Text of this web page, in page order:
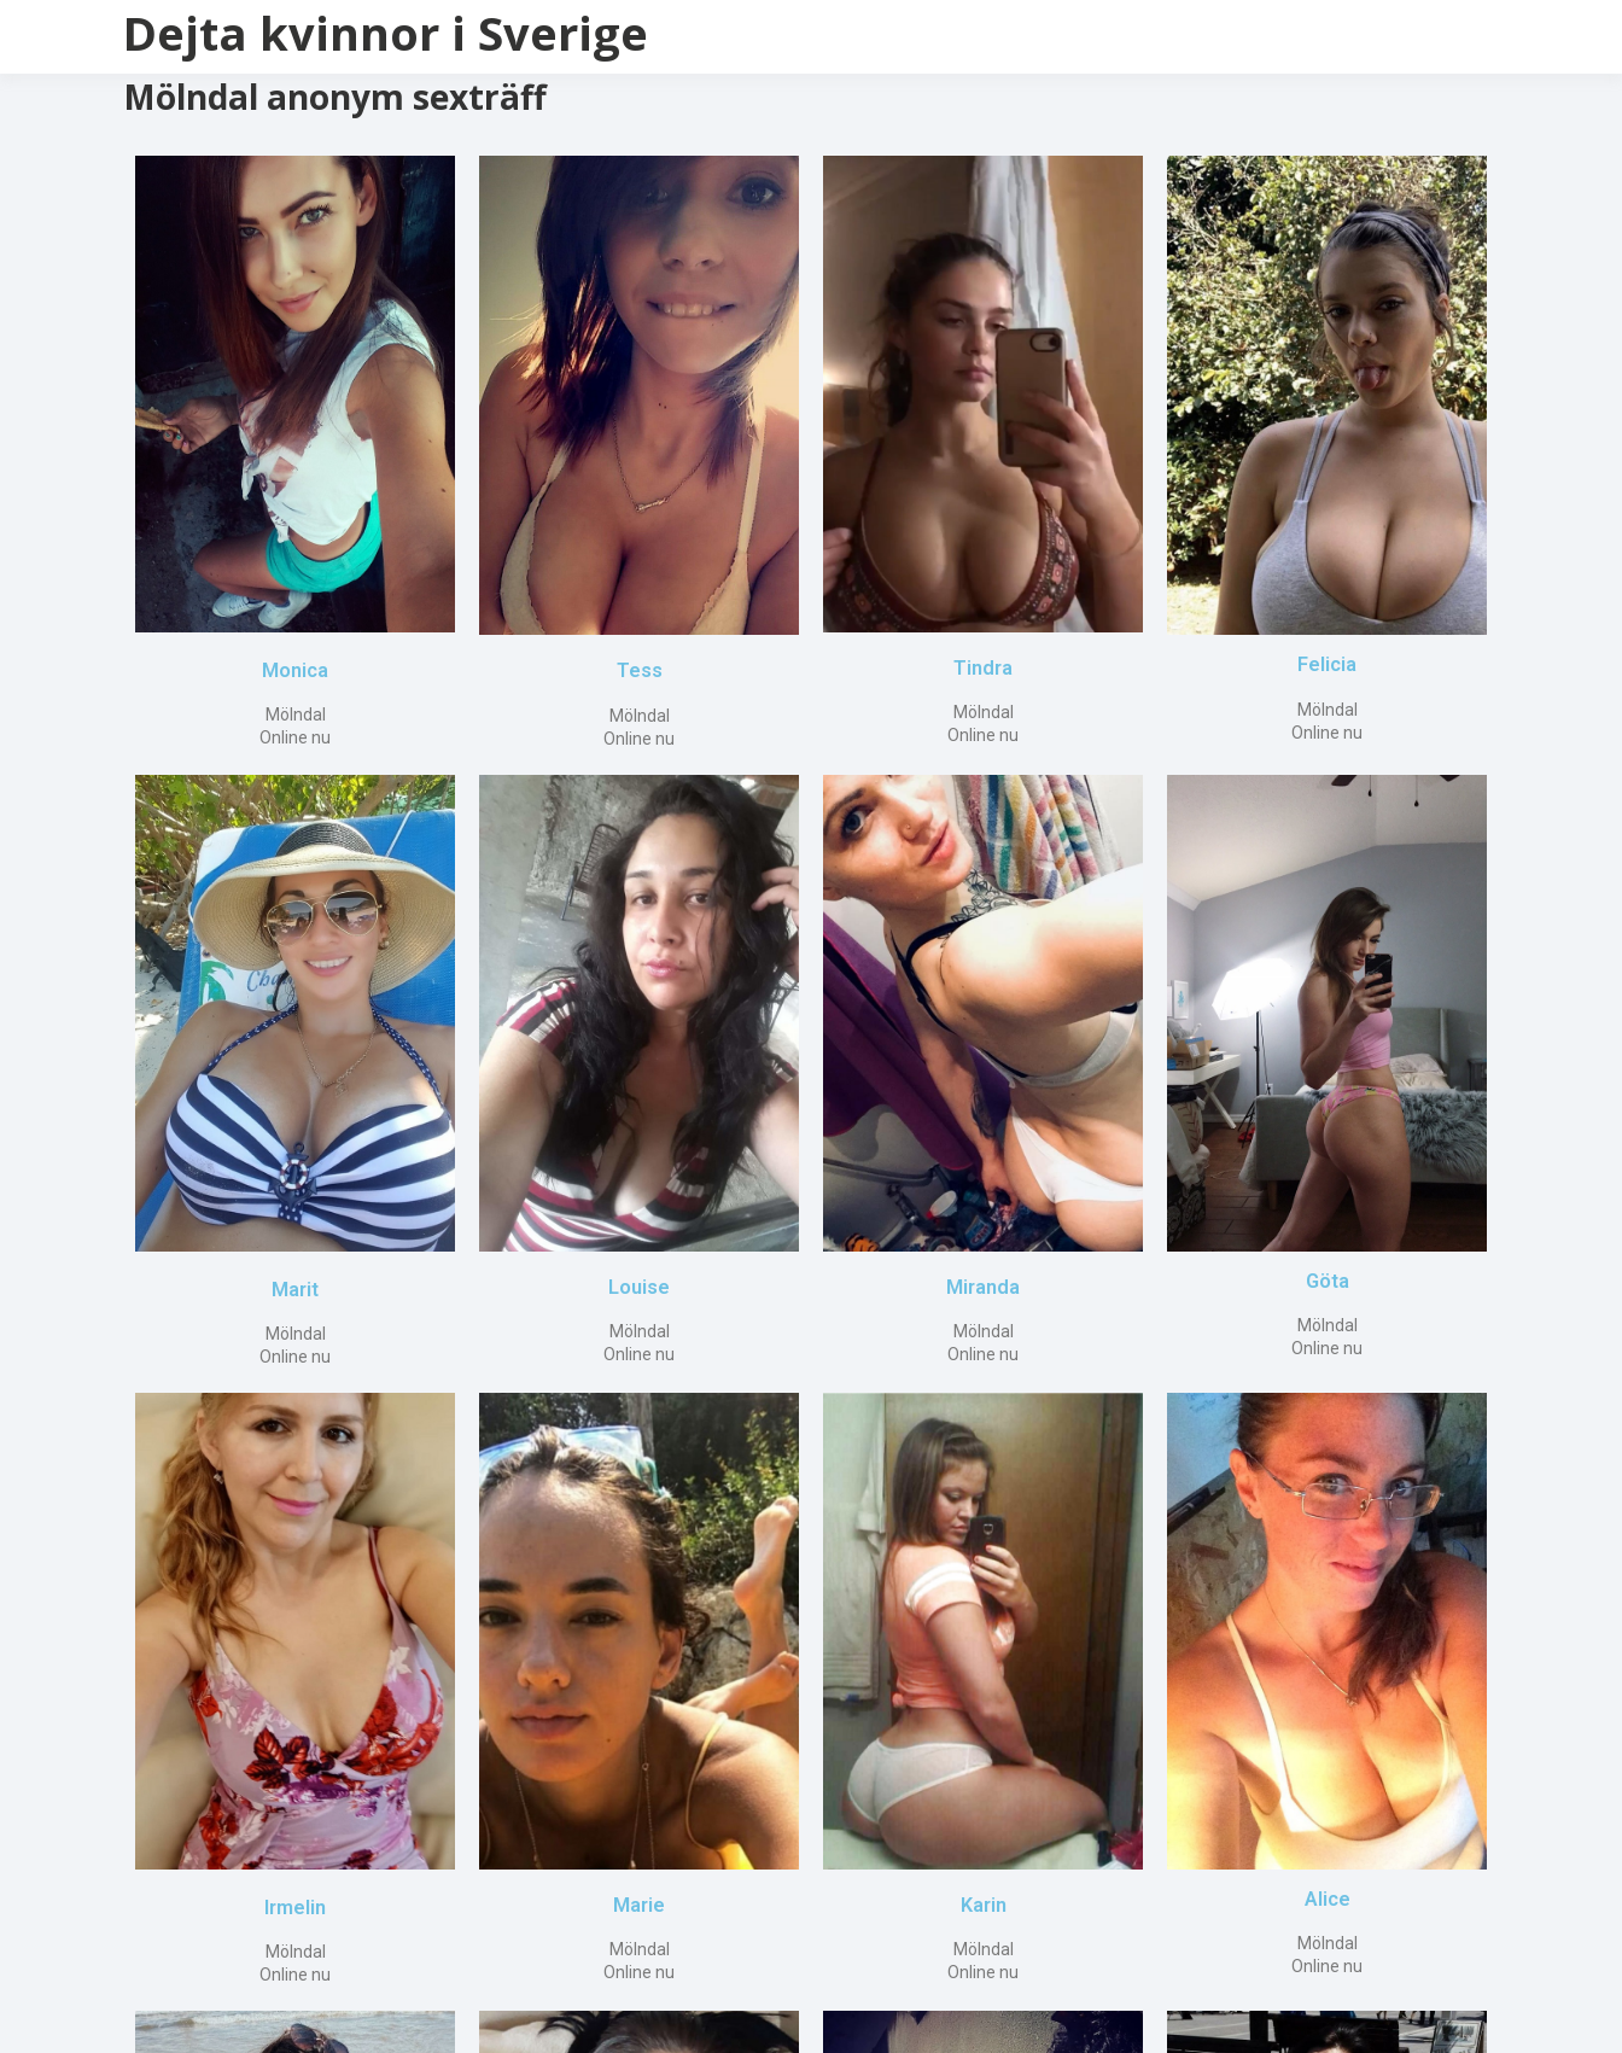
Dejta kvinnor i Sverige
Mölndal anonym sexträff
Monica
Mölndal
Online nu
Tess
Mölndal
Online nu
Tindra
Mölndal
Online nu
Felicia
Mölndal
Online nu
Marit
Mölndal
Online nu
Louise
Mölndal
Online nu
Miranda
Mölndal
Online nu
Göta
Mölndal
Online nu
Irmelin
Mölndal
Online nu
Marie
Mölndal
Online nu
Karin
Mölndal
Online nu
Alice
Mölndal
Online nu